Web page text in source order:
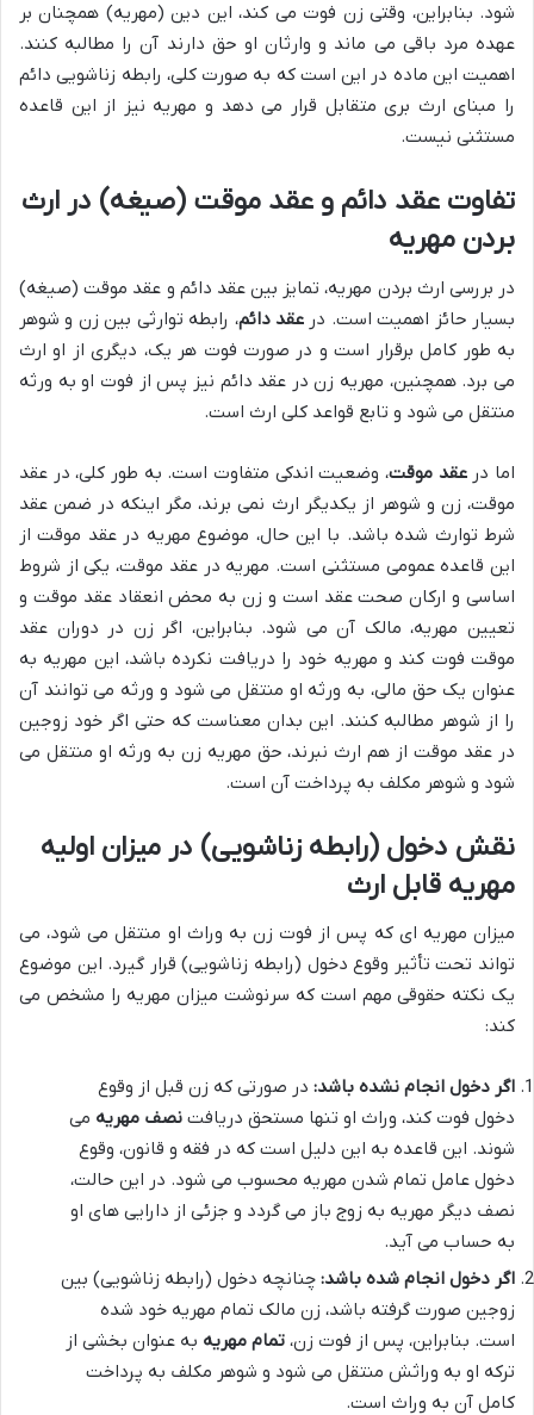
شود. بنابراین، وقتی زن فوت می کند، این دین (مهریه) همچنان بر
عهده مرد باقی می ماند و وارثان او حق دارند آن را مطالبه کنند.
اهمیت این ماده در این است که به صورت کلی، رابطه زناشویی دائم
را مبنای ارث بری متقابل قرار می دهد و مهریه نیز از این قاعده
مستثنی نیست.
تفاوت عقد دائم و عقد موقت (صیغه) در ارث
بردن مهریه
در بررسی ارث بردن مهریه، تمایز بین عقد دائم و عقد موقت (صیغه)
بسیار حائز اهمیت است. درعقد دائم، رابطه توارثی بین زن و شوهر
به طور کامل برقرار است و در صورت فوت هر یک، دیگری از او ارث
می برد. همچنین، مهریه زن در عقد دائم نیز پس از فوت او به ورثه
منتقل می شود و تابع قواعد کلی ارث است.
اما درعقد موقت، وضعیت اندکی متفاوت است. به طور کلی، در عقد
موقت، زن و شوهر از یکدیگر ارث نمی برند، مگر اینکه در ضمن عقد
شرط توارث شده باشد. با این حال، موضوع مهریه در عقد موقت از
این قاعده عمومی مستثنی است. مهریه در عقد موقت، یکی از شروط
اساسی و ارکان صحت عقد است و زن به محض انعقاد عقد موقت و
تعیین مهریه، مالک آن می شود. بنابراین، اگر زن در دوران عقد
موقت فوت کند و مهریه خود را دریافت نکرده باشد، این مهریه به
عنوان یک حق مالی، به ورثه او منتقل می شود و ورثه می توانند آن
را از شوهر مطالبه کنند. این بدان معناست که حتی اگر خود زوجین
در عقد موقت از هم ارث نبرند، حق مهریه زن به ورثه او منتقل می
شود و شوهر مکلف به پرداخت آن است.
نقش دخول (رابطه زناشویی) در میزان اولیه
مهریه قابل ارث
میزان مهریه ای که پس از فوت زن به وراث او منتقل می شود، می
تواند تحت تأثیر وقوع دخول (رابطه زناشویی) قرار گیرد. این موضوع
یک نکته حقوقی مهم است که سرنوشت میزان مهریه را مشخص می
کند:
اگر دخول انجام نشده باشد: در صورتی که زن قبل از وقوع
دخول فوت کند، وراث او تنها مستحق دریافت نصف مهریه می
شوند. این قاعده به این دلیل است که در فقه و قانون، وقوع
دخول عامل تمام شدن مهریه محسوب می شود. در این حالت،
نصف دیگر مهریه به زوج باز می گردد و جزئی از دارایی های او
به حساب می آید.
اگر دخول انجام شده باشد: چنانچه دخول (رابطه زناشویی) بین
زوجین صورت گرفته باشد، زن مالک تمام مهریه خود شده
است. بنابراین، پس از فوت زن، تمام مهریه به عنوان بخشی از
ترکه او به وراثش منتقل می شود و شوهر مکلف به پرداخت
کامل آن به وراث است.